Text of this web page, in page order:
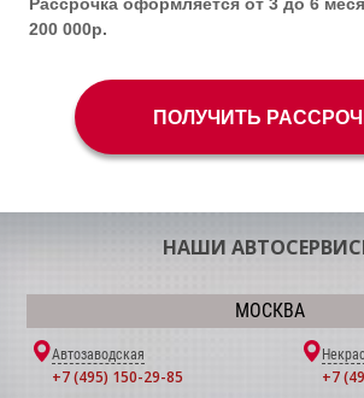
Рассрочка оформляется от 3 до 6
200 000р.
ПОЛУЧИТЬ
НАШИ
МОСКВА
Автозаводская
+7 (495) 150-29-85 +7